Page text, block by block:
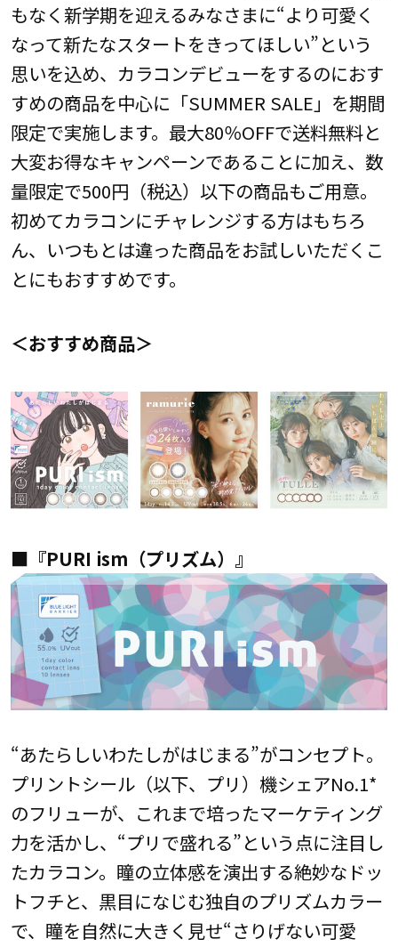
もなく新学期を迎えるみなさまに“より可愛く
なって新たなスタートをきってほしい”という
思いを込め、カラコンデビューをするのにおす
すめの商品を中心に「SUMMER SALE」を期間
限定で実施します。最大80％OFFで送料無料と
大変お得なキャンペーンであることに加え、数
量限定で500円（税込）以下の商品もご用意。
初めてカラコンにチャレンジする方はもちろ
ん、いつもとは違った商品をお試しいただくこ
とにもおすすめです。
＜おすすめ商品＞
■『PURI ism（プリズム）』
“あたらしいわたしがはじまる”がコンセプト。
プリントシール（以下、プリ）機シェアNo.1*
のフリューが、これまで培ったマーケティング
力を活かし、“プリで盛れる”という点に注目し
たカラコン。瞳の立体感を演出する絶妙なドッ
トフチと、黒目になじむ独自のプリズムカラー
で、瞳を自然に大きく見せ“さりげない可愛